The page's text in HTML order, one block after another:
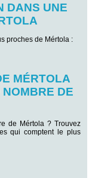
DANS UNE
proches de Mértola :
MÉRTOLA
DE
de Mértola ? Trouvez
qui comptent le plus